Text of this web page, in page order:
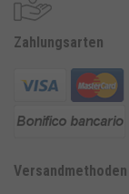
Zahlungsarten
Versandmethoden